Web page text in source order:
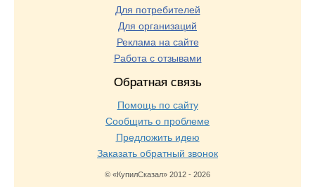
Для потребителей
Для организаций
Реклама на сайте
Работа с отзывами
Обратная связь
Помощь по сайту
Сообщить о проблеме
Предложить идею
Заказать обратный звонок
© «КупилСказал» 2012 - 2026